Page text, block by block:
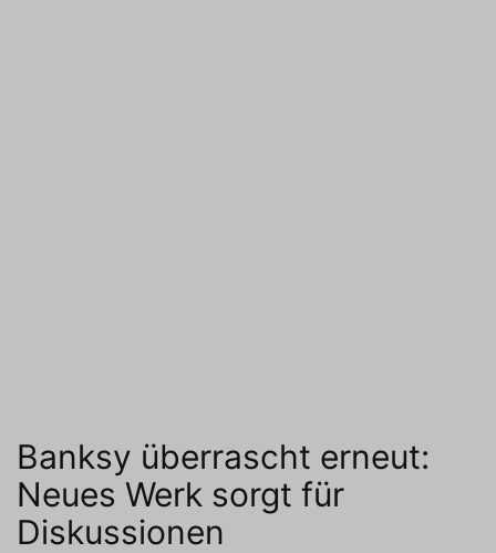
Banksy überrascht erneut:
Neues Werk sorgt für
Diskussionen